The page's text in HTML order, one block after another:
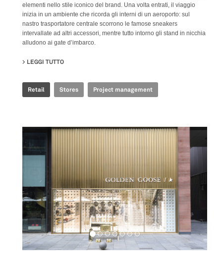
elementi nello stile iconico del brand. Una volta entrati, il viaggio
inizia in un ambiente che ricorda gli interni di un aeroporto: sul
nastro trasportatore centrale scorrono le famose sneakers
intervallate ad altri accessori, mentre tutto intorno gli stand in nicchia
alludono ai gate d’imbarco.
LEGGI TUTTO
Retail Stores Project management